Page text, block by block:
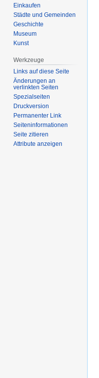
Einkaufen
Städte und Gemeinden
Geschichte
Museum
Kunst
Werkzeuge
Links auf diese Seite
Änderungen an
verlinkten Seiten
Spezialseiten
Druckversion
Permanenter Link
Seiten­­informationen
Seite zitieren
Attribute anzeigen